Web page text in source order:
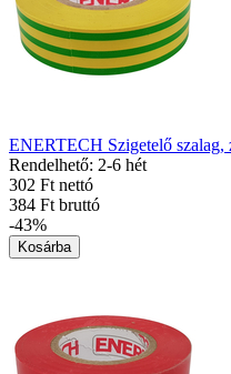
ENERTECH Szigetelő szalag,
Rendelhető: 2-6 hét
302 Ft nettó
384 Ft bruttó
-43%
Kosárba